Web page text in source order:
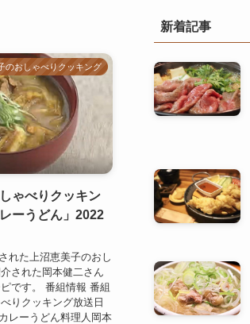
のおしゃべりクッキング
ゃべりクッキン
ーうどん」2022
れた上沼恵美子のおし
された岡本健二さん
です。 番組情報 番組
りクッキング放送日
レーうどん料理人岡本
新着記事